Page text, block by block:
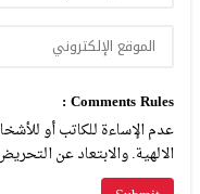
Comments Rules :
عدم الإساءة للكاتب أو
الالهية. والابتعاد عن